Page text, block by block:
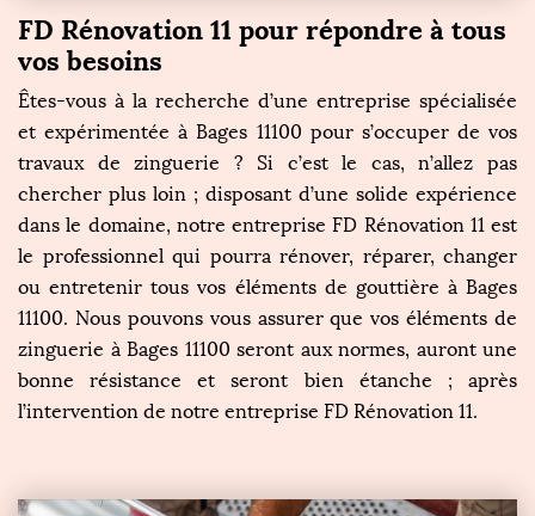
FD Rénovation 11 pour répondre à tous
vos besoins
Êtes-vous à la recherche d’une entreprise spécialisée
et expérimentée à Bages 11100 pour s’occuper de vos
travaux de zinguerie ? Si c’est le cas, n’allez pas
chercher plus loin ; disposant d’une solide expérience
dans le domaine, notre entreprise FD Rénovation 11 est
le professionnel qui pourra rénover, réparer, changer
ou entretenir tous vos éléments de gouttière à Bages
11100. Nous pouvons vous assurer que vos éléments de
zinguerie à Bages 11100 seront aux normes, auront une
bonne résistance et seront bien étanche ; après
l’intervention de notre entreprise FD Rénovation 11.